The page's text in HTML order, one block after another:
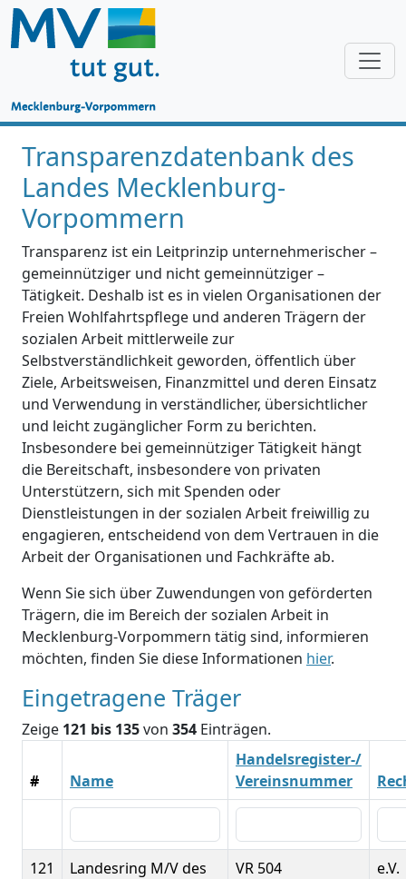
Transparenzdatenbank des
Landes Mecklenburg-
Vorpommern
Transparenz ist ein Leitprinzip unternehmerischer –
gemeinnütziger und nicht gemeinnütziger –
Tätigkeit. Deshalb ist es in vielen Organisationen der
Freien Wohlfahrtspflege und anderen Trägern der
sozialen Arbeit mittlerweile zur
Selbstverständlichkeit geworden, öffentlich über
Ziele, Arbeitsweisen, Finanzmittel und deren Einsatz
und Verwendung in verständlicher, übersichtlicher
und leicht zugänglicher Form zu berichten.
Insbesondere bei gemeinnütziger Tätigkeit hängt
die Bereitschaft, insbesondere von privaten
Unterstützern, sich mit Spenden oder
Dienstleistungen in der sozialen Arbeit freiwillig zu
engagieren, entscheidend von dem Vertrauen in die
Arbeit der Organisationen und Fachkräfte ab.
Wenn Sie sich über Zuwendungen von geförderten
Trägern, die im Bereich der sozialen Arbeit in
Mecklenburg-Vorpommern tätig sind, informieren
möchten, finden Sie diese Informationen hier.
Eingetragene Träger
Zeige 121 bis 135von 354 Einträgen.
# Name
Handelsregister-/
Vereinsnummer
121
Landesring M/V des
VR 504 e.V.